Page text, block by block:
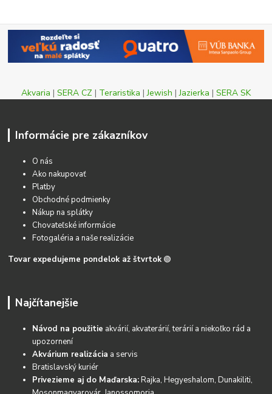
Akvaria | SERA CZ | Teraristika |Jewish |Jazierka | SERA SK
Informácie pre zákazníkov
O nás
Ako nakupovať
Platby
Obchodné podmienky
Nákup na splátky
Chovateľské informácie
Fotogaléria a naše realizácie
Tovar expedujeme pondelok až štvrtok 🟢
Najčítanejšie
Návod na použitie akvárií, akvaterárií, terárií a niekoľko rád a
upozornení
Akvárium realizácia a servis
Bratislavský kuriér
Privezieme aj do Maďarska:Rajka, Hegyeshalom, Dunakiliti,